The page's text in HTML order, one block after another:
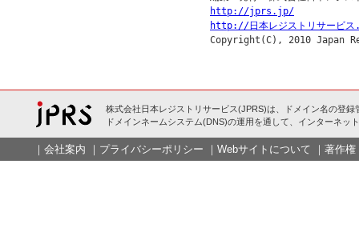
http://jprs.jp/
http://日本レジストリサービ
株式会社日本レジストリサービス(JPRS)は、ドメイン名の登録
ドメインネームシステム(DNS)の運用を通して、インターネッ
｜ 会社案内 ｜ プライバシーポリシー ｜ Webサイトについて ｜ 著作権